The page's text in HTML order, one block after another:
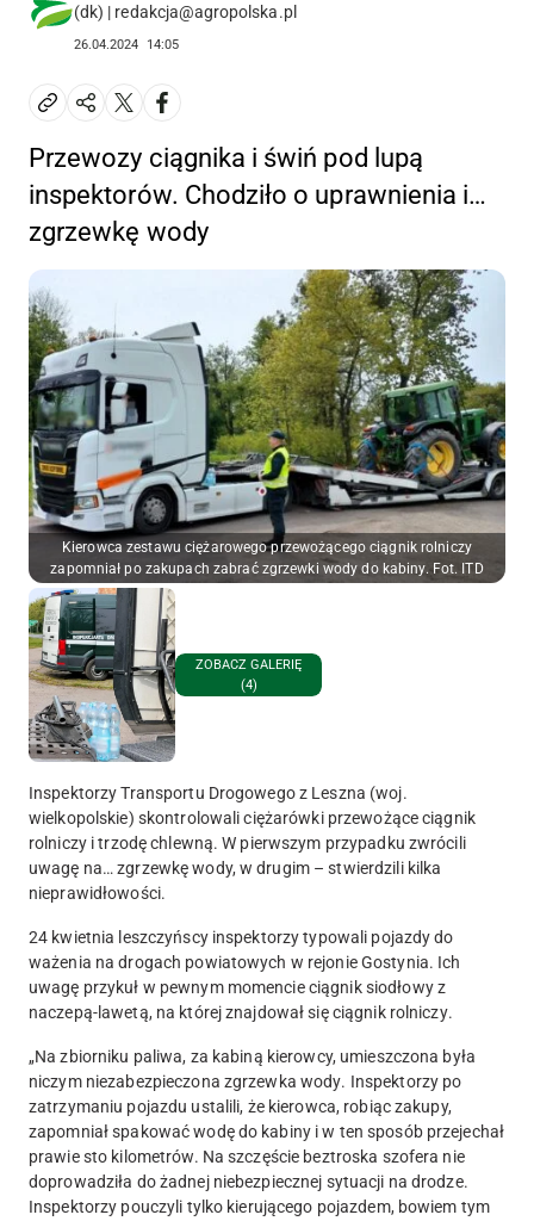
(dk) | redakcja@agropolska.pl
26.04.2024 14:05
Przewozy ciągnika i świń pod lupą
inspektorów. Chodziło o uprawnienia i…
zgrzewkę wody
Kierowca zestawu ciężarowego przewożącego ciągnik rolniczy
zapomniał po zakupach zabrać zgrzewki wody do kabiny. Fot. ITD
ZOBACZ GALERIĘ
(4)
Inspektorzy Transportu Drogowego z Leszna (woj.
wielkopolskie) skontrolowali ciężarówki przewożące ciągnik
rolniczy i trzodę chlewną. W pierwszym przypadku zwrócili
uwagę na… zgrzewkę wody, w drugim – stwierdzili kilka
nieprawidłowości.
24 kwietnia leszczyńscy inspektorzy typowali pojazdy do
ważenia na drogach powiatowych w rejonie Gostynia. Ich
uwagę przykuł w pewnym momencieciągnik siodłowy z
naczepą-lawetą, na której znajdował się ciągnik rolniczy.
„Na zbiorniku paliwa, za kabiną kierowcy, umieszczona była
niczym niezabezpieczona zgrzewka wody. Inspektorzy po
zatrzymaniu pojazdu ustalili, że kierowca, robiąc zakupy,
zapomniał spakować wodę do kabiny i w ten sposób przejechał
prawie sto kilometrów. Na szczęście beztroska szofera nie
doprowadziła do żadnej niebezpiecznej sytuacji na drodze.
Inspektorzy pouczyli tylko kierującego pojazdem, bowiem tym